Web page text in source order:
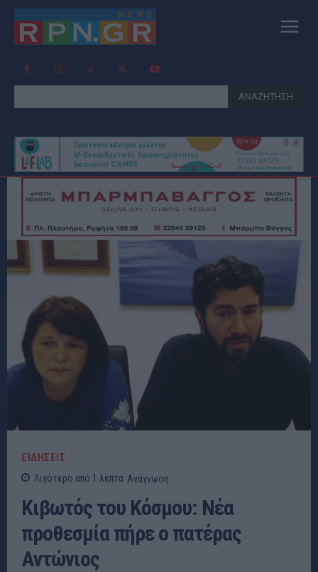
ΑΝΑΖΗΤΗΣΗ
ΕΙΔΗΣΕΙΣ
Λιγότερο από 1 λεπτα Ανάγνωση
Κιβωτός του Κόσμου: Νέα
προθεσμία πήρε ο πατέρας
Αντώνιος